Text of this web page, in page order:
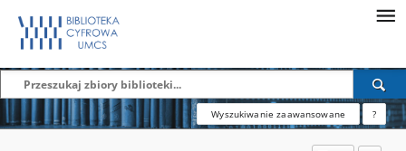
Wyszukiwanie zaawansowane ?